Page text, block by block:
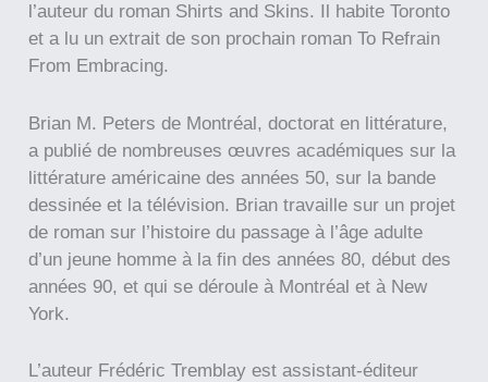
l’auteur du roman Shirts and Skins. Il habite Toronto
et a lu un extrait de son prochain roman To Refrain
From Embracing.
Brian M. Peters de Montréal, doctorat en littérature,
a publié de nombreuses œuvres académiques sur la
littérature américaine des années 50, sur la bande
dessinée et la télévision. Brian travaille sur un projet
de roman sur l’histoire du passage à l’âge adulte
d’un jeune homme à la fin des années 80, début des
années 90, et qui se déroule à Montréal et à New
York.
L’auteur Frédéric Tremblay est assistant-éditeur